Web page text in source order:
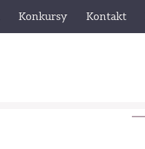
Konkursy Kontakt